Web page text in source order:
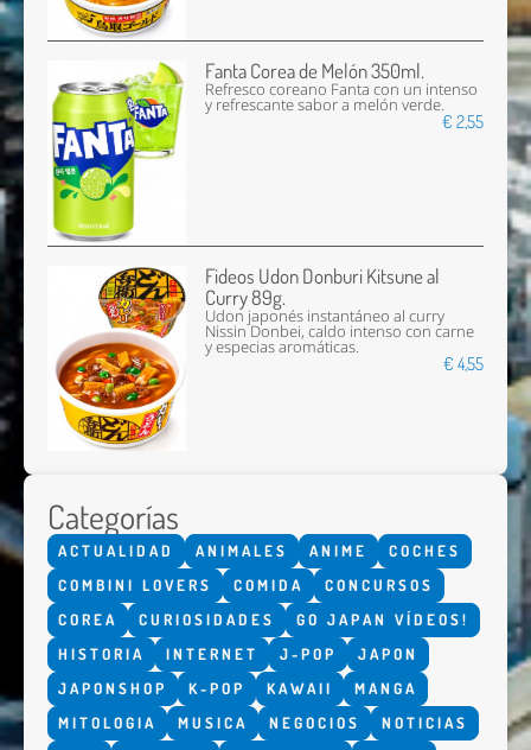
Fanta Corea de Melón 350ml.
Refresco coreano Fanta con un intenso
y refrescante sabor a melón verde.
€ 2,55
Fideos Udon Donburi Kitsune al
Curry 89g.
Udon japonés instantáneo al curry
Nissin Donbei, caldo intenso con carne
y especias aromáticas.
€ 4,55
Categorías
ACTUALIDAD ANIMALES ANIME
COCHES
COMBINI LOVERS
COMIDA
CONCURSOS
COREA
CURIOSIDADES
GO JAPAN VÍDEOS!
HISTORIA
INTERNET J-POP
JAPON
JAPONSHOP
K-POP KAWAII
MANGA
MITOLOGIA
MUSICA NEGOCIOS
NOTICIAS